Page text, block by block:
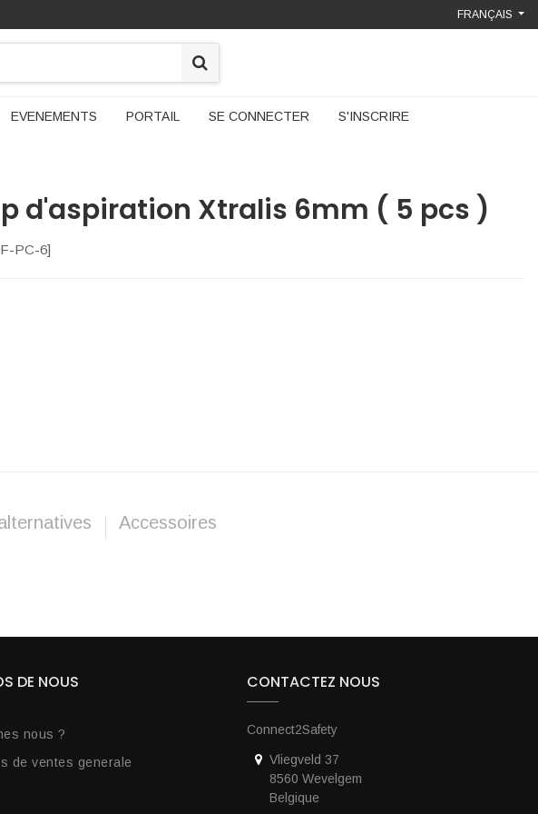
FRANÇAIS
EVENEMENTS PORTAIL SE CONNECTER S'INSCRIRE
d'aspiration Xtralis 6mm ( 5 pcs )
PC-6]
Accessoires
DE NOUS
nous ?
de ventes generale
CONTACTEZ NOUS
Connect2Safety
Vliegveld 37
8560 Wevelgem
Belgique